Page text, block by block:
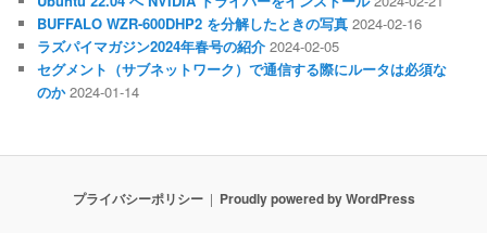
BUFFALO WZR-600DHP2 を分解したときの写真 2024-02-16
ラズパイマガジン2024年春号の紹介 2024-02-05
セグメント（サブネットワーク）で通信する際にルータは必須な
のか 2024-01-14
プライバシーポリシー Proudly powered by WordPress